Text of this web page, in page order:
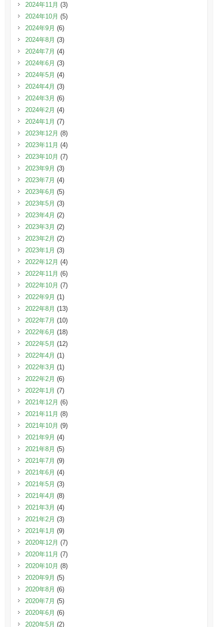
2024年11月 (3)
2024年10月 (5)
2024年9月 (6)
2024年8月 (3)
2024年7月 (4)
2024年6月 (3)
2024年5月 (4)
2024年4月 (3)
2024年3月 (6)
2024年2月 (4)
2024年1月 (7)
2023年12月 (8)
2023年11月 (4)
2023年10月 (7)
2023年9月 (3)
2023年7月 (4)
2023年6月 (5)
2023年5月 (3)
2023年4月 (2)
2023年3月 (2)
2023年2月 (2)
2023年1月 (3)
2022年12月 (4)
2022年11月 (6)
2022年10月 (7)
2022年9月 (1)
2022年8月 (13)
2022年7月 (10)
2022年6月 (18)
2022年5月 (12)
2022年4月 (1)
2022年3月 (1)
2022年2月 (6)
2022年1月 (7)
2021年12月 (6)
2021年11月 (8)
2021年10月 (9)
2021年9月 (4)
2021年8月 (5)
2021年7月 (9)
2021年6月 (4)
2021年5月 (3)
2021年4月 (8)
2021年3月 (4)
2021年2月 (3)
2021年1月 (9)
2020年12月 (7)
2020年11月 (7)
2020年10月 (8)
2020年9月 (5)
2020年8月 (6)
2020年7月 (5)
2020年6月 (6)
2020年5月 (2)